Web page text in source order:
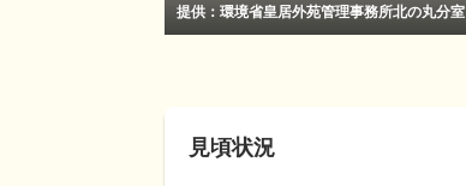
提供：環境省皇居外苑管理事務所北の丸分室
見頃状況